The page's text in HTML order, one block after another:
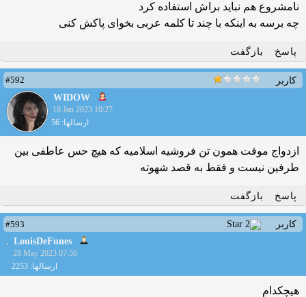
نامشروع هم نباید براش استفاده کرد
چه برسه به اینکه با چند تا کلمه عربی بخوای پاکش کنی
پاسخ بازگفت
کاربر
#592
WIDOW
18 Jan 2023 10:27
ارسالها: 56
ازدواج موقت همون تن فروشیه اسلامیه که هیچ حس عاطفی بین
طرفین نیست و فقط به قصد شهوته
پاسخ بازگفت
کاربر
#593
LouisDeFunes
28 May 2023 07:56
ارسالها: 2253
هیچکدام